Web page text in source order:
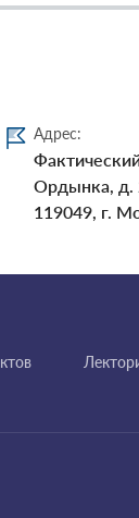
Адрес:
Ордынка, д.
119049, г.